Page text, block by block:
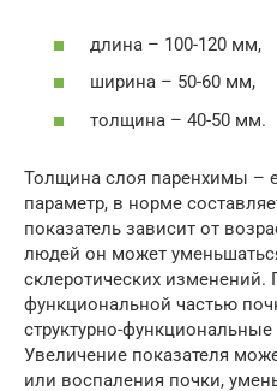
длина – 100-120 мм,
ширина – 50-60 мм,
толщина – 40-50 мм.
Толщина слоя паренхимы –
параметр, в норме
показатель зависит от
людей он может
склеротических изменений.
функциональной частью
структурно-
Увеличение показателя
или воспаления почки,